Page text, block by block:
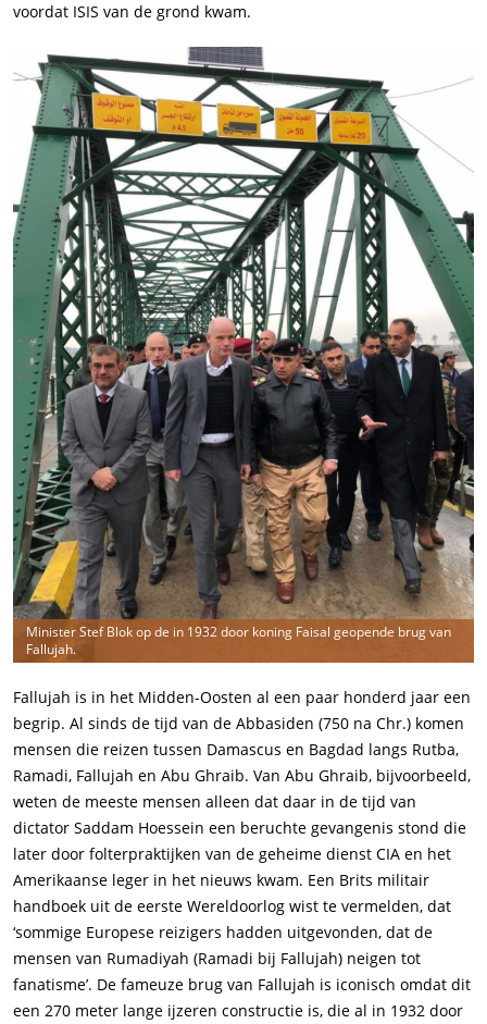
voordat ISIS van de grond kwam.
Minister Stef Blok op de in 1932 door koning Faisal geopende brug van
Fallujah.
Fallujah is in het Midden-Oosten al een paar honderd jaar een
begrip. Al sinds de tijd van de Abbasiden (750 na Chr.) komen
mensen die reizen tussen Damascus en Bagdad langs Rutba,
Ramadi, Fallujah en Abu Ghraib. Van Abu Ghraib, bijvoorbeeld,
weten de meeste mensen alleen dat daar in de tijd van
dictator Saddam Hoessein een beruchte gevangenis stond die
later door folterpraktijken van de geheime dienst CIA en het
Amerikaanse leger in het nieuws kwam. Een Brits militair
handboek uit de eerste Wereldoorlog wist te vermelden, dat
‘sommige Europese reizigers hadden uitgevonden, dat de
mensen van Rumadiyah (Ramadi bij Fallujah) neigen tot
fanatisme’. De fameuze brug van Fallujah is iconisch omdat dit
een 270 meter lange ijzeren constructie is, die al in 1932 door